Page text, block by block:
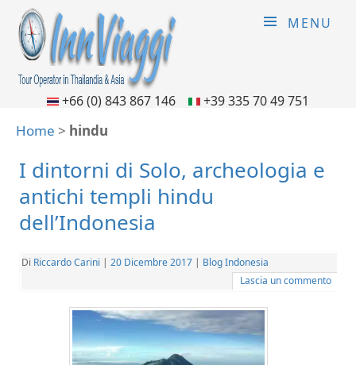
MENU
+66 (0) 843 867 146 +39 335 70 49 751
Home > hindu
I dintorni di Solo, archeologia e
antichi templi hindu
dell’Indonesia
Di Riccardo Carini | 20 Dicembre 2017 | Blog Indonesia
Lascia un commento